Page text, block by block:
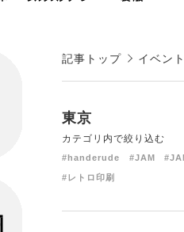
記事トップ イベン
東京
カテゴリ内で絞り込む
#handerude #JAM
#レトロ印刷